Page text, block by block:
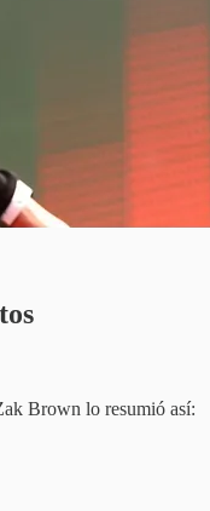
Brown lo resumió así: